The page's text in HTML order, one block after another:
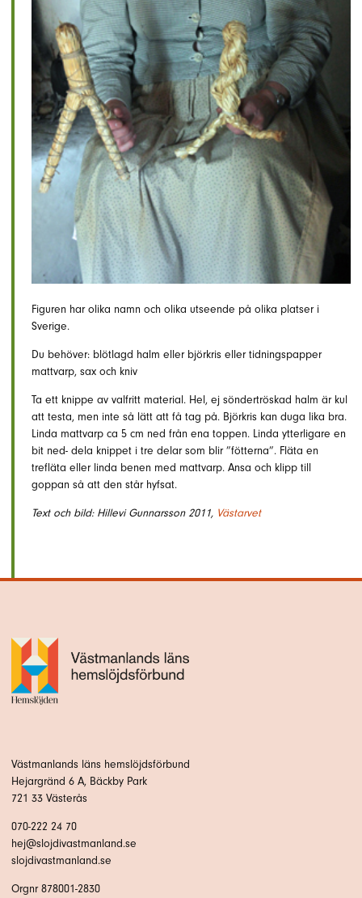
Figuren har olika namn och olika utseende på olika platser i
Sverige.
Du behöver: blötlagd halm eller björkris eller tidningspapper
mattvarp, sax och kniv
Ta ett knippe av valfritt material. Hel, ej söndertröskad halm är kul
att testa, men inte så lätt att få tag på. Björkris kan duga lika bra.
Linda mattvarp ca 5 cm ned från ena toppen. Linda ytterligare en
bit ned- dela knippet i tre delar som blir ”fötterna”. Fläta en
trefläta eller linda benen med mattvarp. Ansa och klipp till
goppan så att den står hyfsat.
Text och bild: Hillevi Gunnarsson 2011, Västarvet
Västmanlands läns hemslöjdsförbund
Hejargränd 6 A, Bäckby Park
721 33 Västerås
070-222 24 70
hej@slojdivastmanland.se
slojdivastmanland.se
Orgnr 878001-2830